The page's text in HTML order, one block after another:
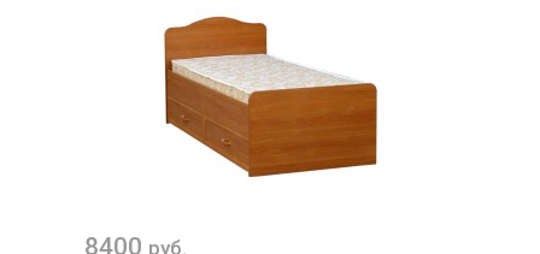
8400 руб.